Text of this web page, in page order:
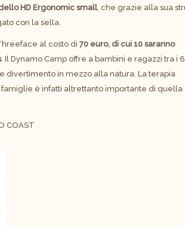
HD Ergonomic small, che grazie alla sua
con la sella.
al costo di 70 euro, di cui 10 saranno
. Il Dynamo Camp offre a bambini e ragazzi tra i
divertimento in mezzo alla natura. La terapia
è infatti altrettanto importante di quella
COAST